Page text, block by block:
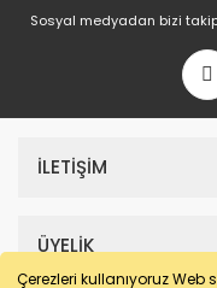
Çerezleri kullanıyoruz Web
Sosyal medyadan bizi
İLETİŞİM
ÜYELİK